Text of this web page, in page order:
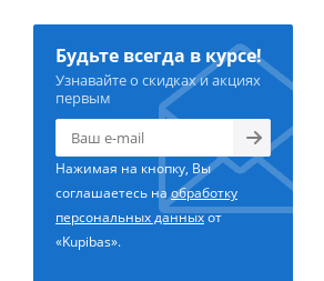
Будьте всегда в курсе!
Узнавайте о скидках и акциях
первым
Нажимая на кнопку, Вы
соглашаетесь наобработку
персональных данныхот
«Kupibas».